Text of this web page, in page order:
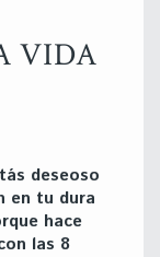
VIDA
deseoso
en tu dura
hace
las 8